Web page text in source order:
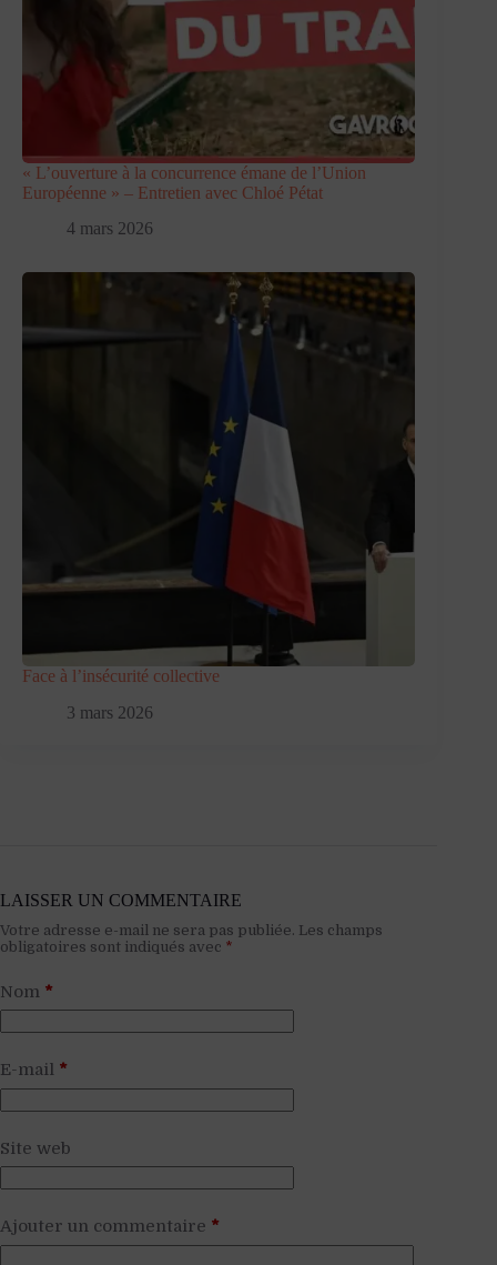
« L’ouverture à la concurrence émane de l’Union
Européenne » – Entretien avec Chloé Pétat
4 mars 2026
Face à l’insécurité collective
3 mars 2026
LAISSER UN COMMENTAIRE
Votre adresse e-mail ne sera pas publiée. Les champs
obligatoires sont indiqués avec *
Nom *
E-mail *
Site web
Ajouter un commentaire *